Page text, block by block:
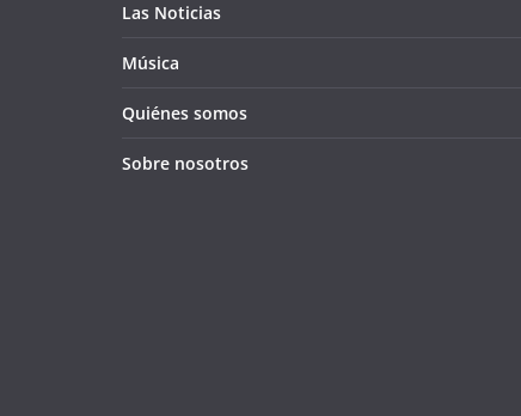
Las Noticias
Música
Quiénes somos
Sobre nosotros